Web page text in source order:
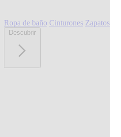
Ropa de baño Cinturones Zapatos
Descubrir